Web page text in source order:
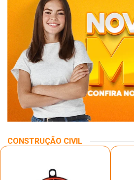
CONSTRUÇÃO CIVIL